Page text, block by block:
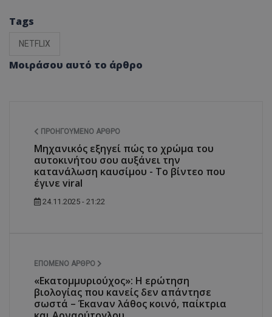
Tags
NETFLIX
Μοιράσου αυτό το άρθρο
ΠΡΟΗΓΟΎΜΕΝΟ ΆΡΘΡΟ
Μηχανικός εξηγεί πώς το χρώμα του
αυτοκινήτου σου αυξάνει την
κατανάλωση καυσίμου - Το βίντεο που
έγινε viral
24.11.2025 - 21:22
ΕΠΌΜΕΝΟ ΆΡΘΡΟ
«Εκατομμυριούχος»: Η ερώτηση
βιολογίας που κανείς δεν απάντησε
σωστά – Έκαναν λάθος κοινό, παίκτρια